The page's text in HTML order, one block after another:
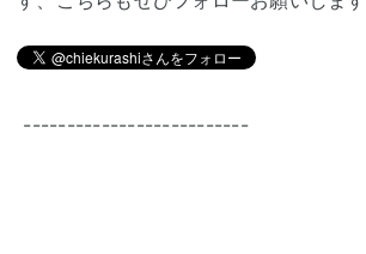
--------------------------